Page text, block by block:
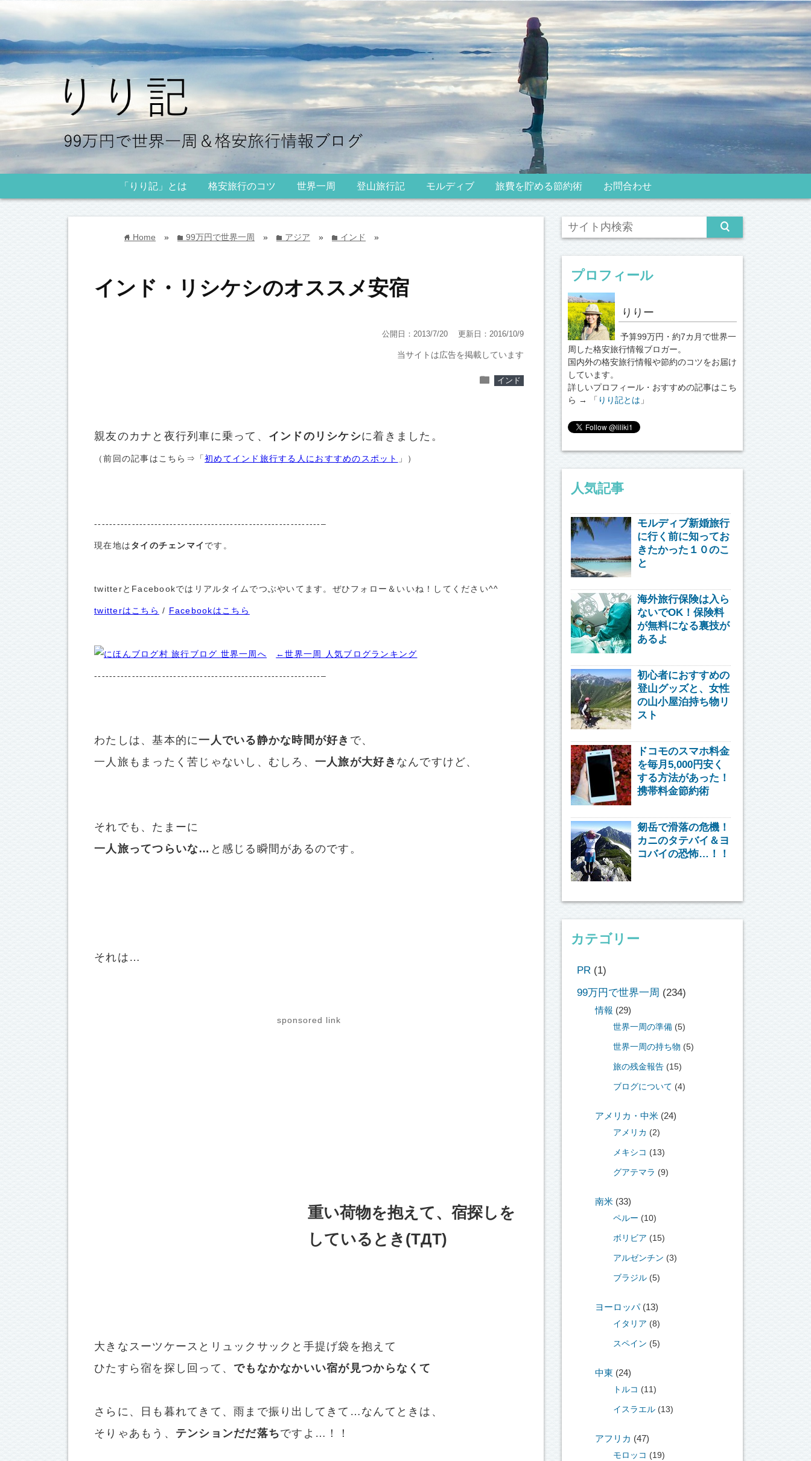
「りり記」とは 格安旅行のコツ 世界一周 登山旅行記 モルディブ 旅費を貯める節約術 お問合わせ
home Home » folder 99万円で世界一周 » folder アジア » folder インド »
インド・リシケシのオススメ安宿
公開日：2013/7/20 更新日：2016/10/9
当サイトは広告を掲載しています
folder インド
親友のカナと夜行列車に乗って、 インドのリシケシに着きました。
（前回の記事はこちら⇒「初めてインド旅行する人におすすめのスポット 」）
------------------------------------------------------------–
現在地はタイのチェンマイ です。
twitterとFacebookではリアルタイムでつぶやいてます。ぜひフォロー＆いいね！してください^^
twitterはこちら / Facebookはこちら
←世界一周 人気ブログランキング
------------------------------------------------------------–
わたしは、基本的に一人でいる静かな時間が好き で、
一人旅もまったく苦じゃないし、むしろ、 一人旅が大好き なんですけど、
それでも、たまーに
一人旅ってつらいな… と感じる瞬間があるのです。
それは…
sponsored link
重い荷物を抱えて、宿探しを
しているとき(TДT)
大きなスーツケースとリュックサックと手提げ袋を抱えて
ひたすら宿を探し回って、 でもなかなかいい宿が見つからなくて
さらに、日も暮れてきて、雨まで振り出してきて…なんてときは、
そりゃあもう、 テンションだだ落ちですよ…！！
プロフィール
りりー
予算99万円・約7カ月で世界一
周した格安旅行情報ブロガー。
国内外の格安旅行情報や節約のコツをお届け
しています。
詳しいプロフィール・おすすめの記事はこち
ら → 「 りり記とは 」
人気記事
モルディブ新婚旅行
に行く前に知ってお
きたかった１０のこ
と
海外旅行保険は入ら
ないでOK！保険料
が無料になる裏技が
あるよ
初心者におすすめの
登山グッズと、女性
の山小屋泊持ち物リ
スト
ドコモのスマホ料金
を毎月5,000円安く
する方法があった！
携帯料金節約術
剱岳で滑落の危機！
カニのタテバイ＆ヨ
コバイの恐怖…！！
カテゴリー
PR (1)
99万円で世界一周 (234)
情報 (29)
世界一周の準備 (5)
世界一周の持ち物 (5)
旅の残金報告 (15)
ブログについて (4)
アメリカ・中米 (24)
アメリカ (2)
メキシコ (13)
グアテマラ (9)
南米 (33)
ペルー (10)
ボリビア (15)
アルゼンチン (3)
ブラジル (5)
ヨーロッパ(13)
イタリア (8)
スペイン (5)
中東 (24)
トルコ (11)
イスラエル (13)
アフリカ (47)
モロッコ (19)